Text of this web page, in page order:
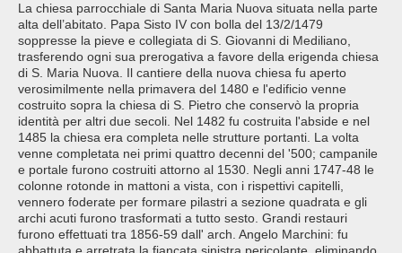
La chiesa parrocchiale di Santa Maria Nuova situata nella parte
alta dell’abitato. Papa Sisto IV con bolla del 13/2/1479
soppresse la pieve e collegiata di S. Giovanni di Mediliano,
trasferendo ogni sua prerogativa a favore della erigenda chiesa
di S. Maria Nuova. Il cantiere della nuova chiesa fu aperto
verosimilmente nella primavera del 1480 e l'edificio venne
costruito sopra la chiesa di S. Pietro che conservò la propria
identità per altri due secoli. Nel 1482 fu costruita l'abside e nel
1485 la chiesa era completa nelle strutture portanti. La volta
venne completata nei primi quattro decenni del '500; campanile
e portale furono costruiti attorno al 1530. Negli anni 1747-48 le
colonne rotonde in mattoni a vista, con i rispettivi capitelli,
vennero foderate per formare pilastri a sezione quadrata e gli
archi acuti furono trasformati a tutto sesto. Grandi restauri
furono effettuati tra 1856-59 dall' arch. Angelo Marchini: fu